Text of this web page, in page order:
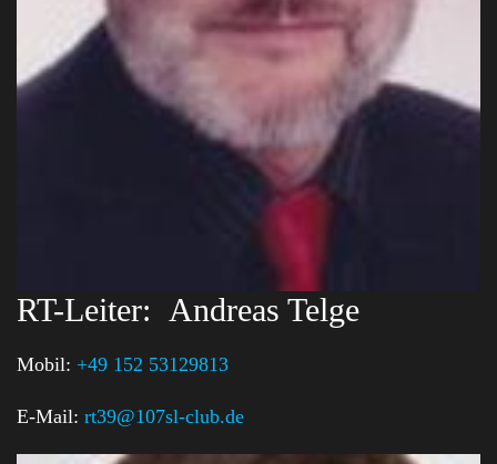
RT-Leiter: Andreas Telge
Mobil: +49 152 53129813
E-Mail: rt39@107sl-club.de